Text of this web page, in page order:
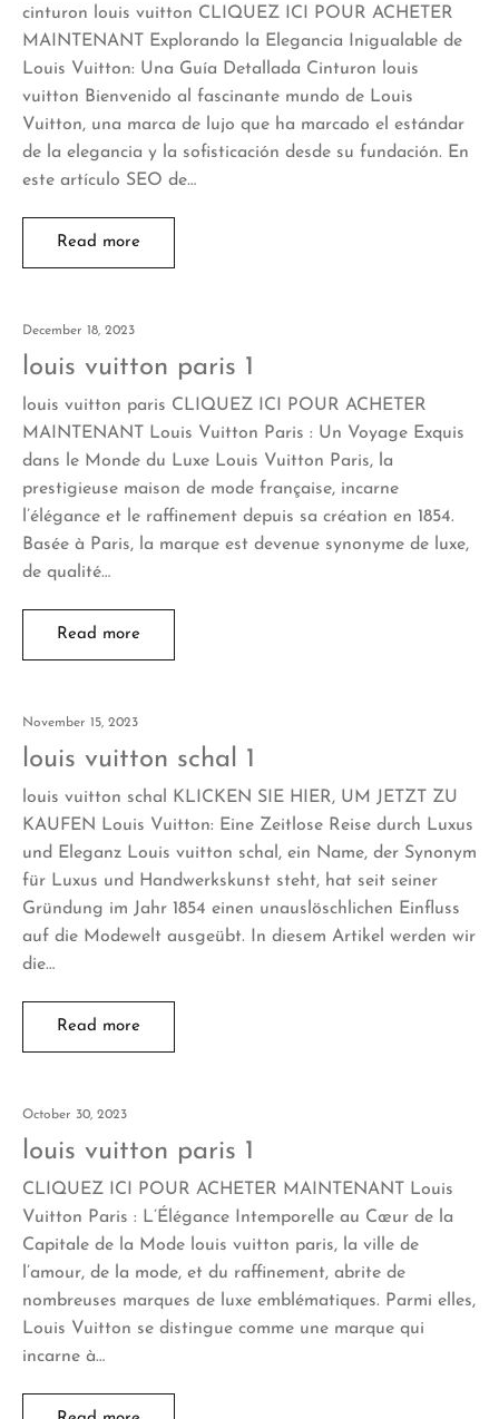
cinturon louis vuitton CLIQUEZ ICI POUR ACHETER
MAINTENANT Explorando la Elegancia Inigualable de
Louis Vuitton: Una Guía Detallada Cinturon louis
vuitton Bienvenido al fascinante mundo de Louis
Vuitton, una marca de lujo que ha marcado el estándar
de la elegancia y la sofisticación desde su fundación. En
este artículo SEO de…
Read more
December 18, 2023
louis vuitton paris 1
louis vuitton paris CLIQUEZ ICI POUR ACHETER
MAINTENANT Louis Vuitton Paris : Un Voyage Exquis
dans le Monde du Luxe Louis Vuitton Paris, la
prestigieuse maison de mode française, incarne
l’élégance et le raffinement depuis sa création en 1854.
Basée à Paris, la marque est devenue synonyme de luxe,
de qualité…
Read more
November 15, 2023
louis vuitton schal 1
louis vuitton schal KLICKEN SIE HIER, UM JETZT ZU
KAUFEN Louis Vuitton: Eine Zeitlose Reise durch Luxus
und Eleganz Louis vuitton schal, ein Name, der Synonym
für Luxus und Handwerkskunst steht, hat seit seiner
Gründung im Jahr 1854 einen unauslöschlichen Einfluss
auf die Modewelt ausgeübt. In diesem Artikel werden wir
die…
Read more
October 30, 2023
louis vuitton paris 1
CLIQUEZ ICI POUR ACHETER MAINTENANT Louis
Vuitton Paris : L’Élégance Intemporelle au Cœur de la
Capitale de la Mode louis vuitton paris, la ville de
l’amour, de la mode, et du raffinement, abrite de
nombreuses marques de luxe emblématiques. Parmi elles,
Louis Vuitton se distingue comme une marque qui
incarne à…